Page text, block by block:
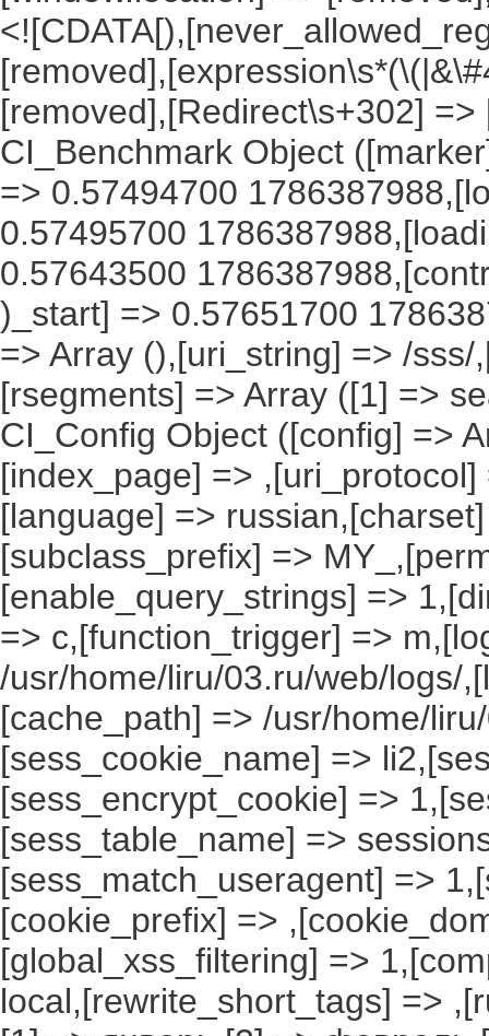
[removed],[Redirect\s+302]
CI_Benchmark Object
=> 0.57494700
0.57495700
0.57643500
)_start] => 0.57651700
=> Array (),[uri_string] => /
[rsegments] => Array ([1] =>
CI_Config Object ([config] =>
[index_page] =>
[language] =>
[subclass_prefix] =>
[enable_query_strings] =>
=> c,[function_trigger] =>
/usr/home/liru/03.ru/web/logs/
[cache_path] => /usr/home/
[sess_cookie_name] =>
[sess_encrypt_cookie] =>
[sess_table_name] =>
[sess_match_useragent] =>
[cookie_prefix] =>
[global_xss_filtering] =>
local,[rewrite_short_tags] =>